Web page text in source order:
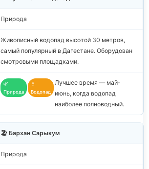
Природа
Живописный водопад высотой 30 метров,
самый популярный в Дагестане. Оборудован
смотровыми площадками.
🌿
Природа
💧
Водопад
Лучшее время — май-
июнь, когда водопад
наиболее полноводный.
🏖️ Бархан Сарыкум
Природа